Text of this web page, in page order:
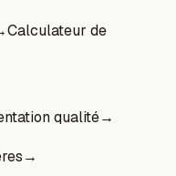
Calculateur de
qualité→
→